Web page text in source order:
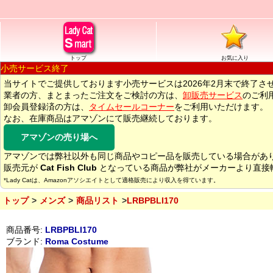
トップ お気に入り
小売サービス終了
当サイトでご提供しております小売サービスは2026年2月末で終了さ
業者の方、まとまったご注文をご検討の方は、 卸販売サービスのご利
卸会員登録済の方は、
タイムセールコーナーをご利用いただけます。
なお、在庫商品はアマゾンにて販売継続しております。
アマゾンの売り場へ
アマゾンでは弊社以外も同じ商品やコピー品を販売している場合があ
販売元が Cat Fish Club となっている商品が弊社がメーカーより直
*Lady Catは、Amazonアソシエイトとして適格販売により収入を得ています。
トップ メンズ 商品リスト LRBPBLI170
商品番号: LRBPBLI170
ブランド: Roma Costume